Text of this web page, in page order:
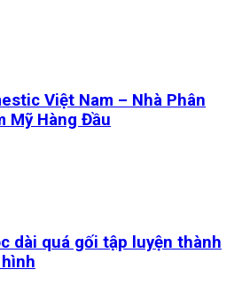
Việt Nam – Nhà Phân
Mỹ Hàng Đầu
dài quá gối tập luyện thành